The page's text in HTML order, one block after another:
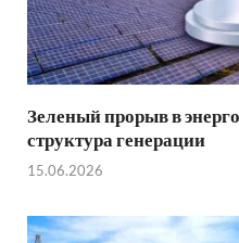
Зеленый прорыв в
структура генерации
15.06.2026